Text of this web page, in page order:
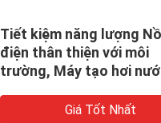
Tiết kiệm năng lượng
điện thân thiện với môi
trường, Máy tạo hơi
Giá Tốt Nhất